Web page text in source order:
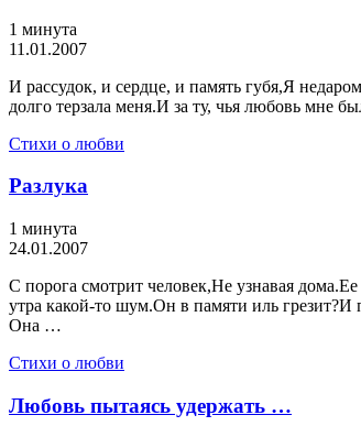
1 минута
11.01.2007
И рассудок, и сердце, и память губя,Я
долго терзала меня.И за ту, чья любовь мне
Стихи о любви
Разлука
1 минута
24.01.2007
С порога смотрит человек,Не узнавая
утра какой-то шум.Он в памяти иль грезит?И
Она …
Стихи о любви
Любовь пытаясь удержать …